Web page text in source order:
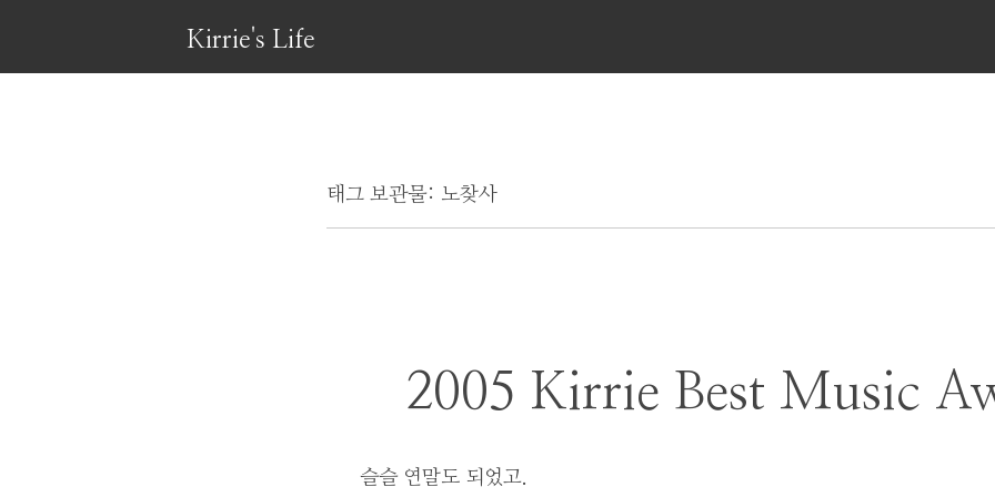
Kirrie's Life
태그 보관물: 노찾사
2005 Kirrie Best Music
슬슬 연말도 되었고.